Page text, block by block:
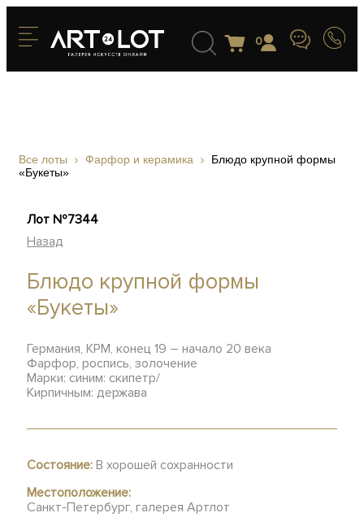
0
Все лоты Фарфор и керамика
Блюдо крупной формы
«Букеты»
Лот №7344
Назад
Блюдо крупной формы
«Букеты»
Германия, KPM, конец 19 – начало 20 века
Фарфор, роспись, золочение
Марки: синим: скипетр/
Кирпичным: держава
Состояние: В хорошей сохранности
Местоположение:
Санкт-Петербург, галерея Артлот